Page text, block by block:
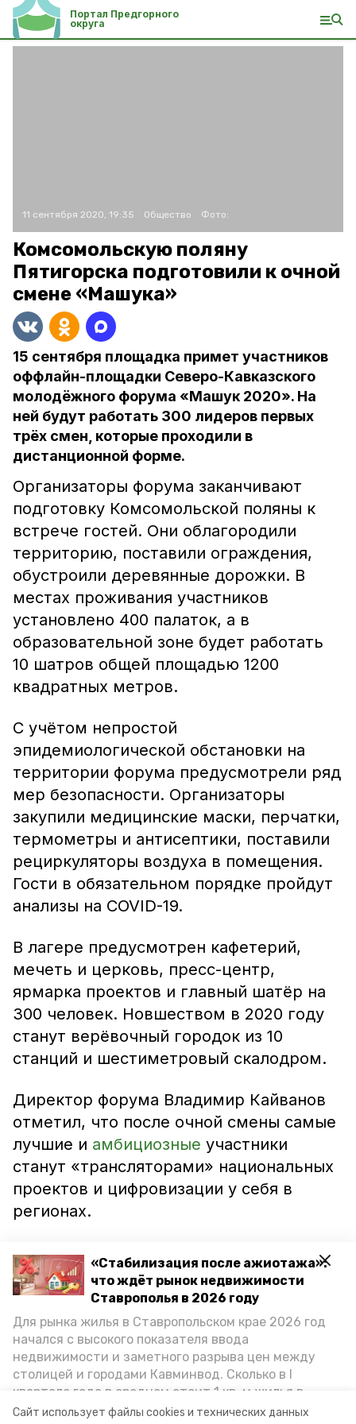
Сайт использует файлы cookies и технических данных
«Стабилизация после ажиотажа»:
что ждёт рынок недвижимости
Ставрополья в 2026 году
Для рынка жилья в Ставропольском крае 2026 год
начался с высокого показателя ввода
недвижимости и заметного разрыва цен между
столицей и городами Кавминвод. Сколько в I
квартале года в среднем стоит 1 кв. м жилья в
городах и округах региона, как изменился спрос на
Портал Предгорного
округа
11 сентября 2020, 19:35 Общество Фото:
Комсомольскую поляну
Пятигорска подготовили к очной
смене «Машука»
15 сентября площадка примет участников
оффлайн-площадки Северо-Кавказского
молодёжного форума «Машук 2020». На
ней будут работать 300 лидеров первых
трёх смен, которые проходили в
дистанционной форме.
Организаторы форума заканчивают
подготовку Комсомольской поляны к
встрече гостей. Они облагородили
территорию, поставили ограждения,
обустроили деревянные дорожки. В
местах проживания участников
установлено 400 палаток, а в
образовательной зоне будет работать
10 шатров общей площадью 1200
квадратных метров.
С учётом непростой
эпидемиологической обстановки на
территории форума предусмотрели ряд
мер безопасности. Организаторы
закупили медицинские маски, перчатки,
термометры и антисептики, поставили
рециркуляторы воздуха в помещения.
Гости в обязательном порядке пройдут
анализы на COVID-19.
В лагере предусмотрен кафетерий,
мечеть и церковь, пресс-центр,
ярмарка проектов и главный шатёр на
300 человек. Новшеством в 2020 году
станут верёвочный городок из 10
станций и шестиметровый скалодром.
Директор форума Владимир Кайванов
отметил, что после очной смены самые
лучшие и амбициозные участники
станут «трансляторами» национальных
проектов и цифровизации у себя в
регионах.
«Эффективная работа с ребятами
возможна только в традиционном
формате при личной встрече. Очная
смена позволит сформировать
сплочённую команду молодёжи СКФО,
которая продолжит реализацию
национальных идей после возвращения
домой с поляны «Машука», — рассказал